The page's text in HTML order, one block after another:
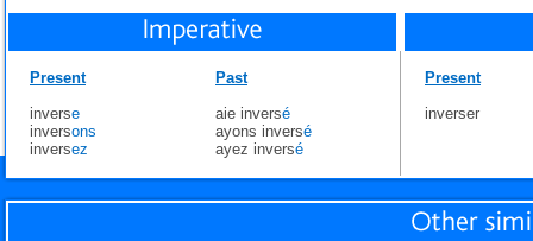
Present
inverse
inversons
inversez
Past
aie inversé
ayons inversé
ayez inversé
Present
inverser